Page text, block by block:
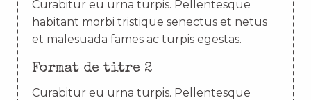
Curabitur eu urna turpis. Pellentesque
habitant morbi tristique senectus et netus
et malesuada fames ac turpis egestas.
Format de titre 2
Curabitur eu urna turpis. Pellentesque